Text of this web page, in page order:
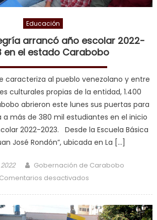
Educación
arrancó año escolar 2022-
en el estado Carabobo
caracteriza al pueblo venezolano y entre
culturales propias de la entidad, 1.400
abrieron este lunes sus puertas para
a más de 380 mil estudiantes en el inicio
2022-2023. Desde la Escuela Básica
José Rondón”, ubicada en La […]
Author
Gobernación de Carabobo
Comentarios desactivados
estado Carabobo